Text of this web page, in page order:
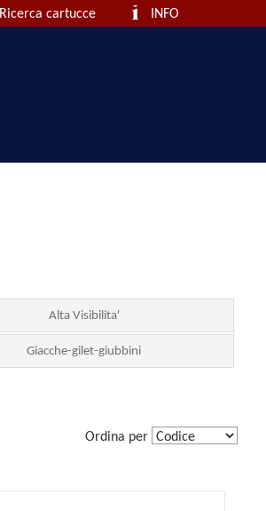
INFO
Ricerca cartucce
Alta Visibilita'
Giacche-gilet-giubbini
Ordina per